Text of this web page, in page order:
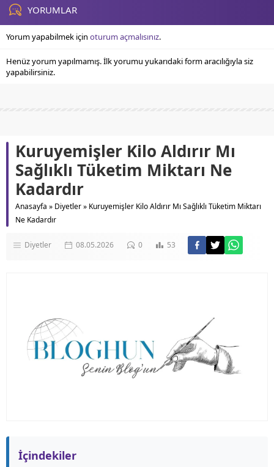
Alışkanlıklarınızı Geliştirin Müzik
YORUMLAR
Yorum yapabilmek için oturum açmalısınız.
Henüz yorum yapılmamış. İlk yorumu yukarıdaki form aracılığıyla siz
yapabilirsiniz.
Kuruyemişler Kilo Aldırır Mı
Sağlıklı Tüketim Miktarı Ne
Kadardır
Anasayfa » Diyetler» Kuruyemişler Kilo Aldırır Mı Sağlıklı Tüketim Miktarı
Ne Kadardır
Diyetler 08.05.2026 0 53
İçindekiler